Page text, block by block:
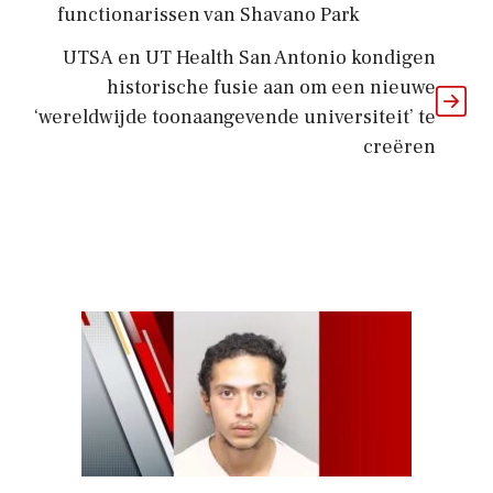
functionarissen van Shavano Park
UTSA en UT Health San Antonio kondigen
historische fusie aan om een ​​nieuwe
‘wereldwijde toonaangevende universiteit’ te
creëren